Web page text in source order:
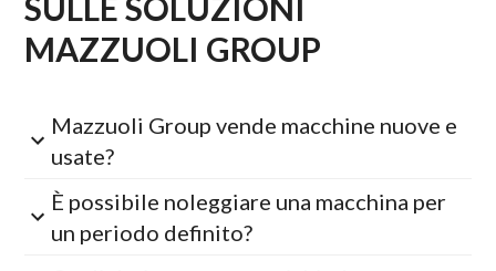
MAZZUOLI GROUP
Mazzuoli Group vende macchine nuove e
usate?
È possibile noleggiare una macchina per
un periodo definito?